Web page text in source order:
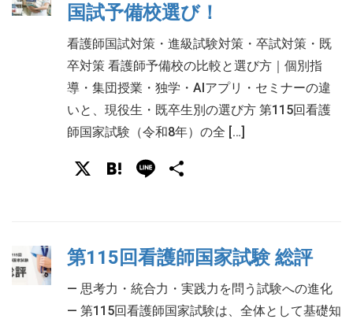
国試予備校選び！
看護師国試対策・進級試験対策・卒試対策・既
卒対策 看護師予備校の比較と選び方｜個別指
導・集団授業・独学・AIアプリ・セミナーの違
いと、現役生・既卒生別の選び方 第115回看護
師国家試験（令和8年）の全 […]
X Hatena
Line
第115回看護師国家試験 総評
― 思考力・統合力・実践力を問う試験への進化
― 第115回看護師国家試験は、全体として基礎知